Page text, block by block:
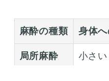
麻酔の種類 身体
局所麻酔 小さい